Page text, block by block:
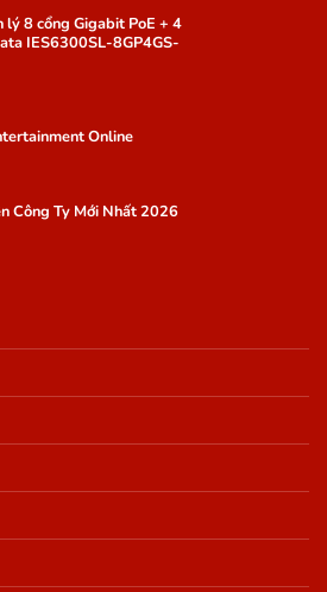
8 cổng Gigabit PoE + 4
IES6300SL-8GP4GS-
Online
Công Ty Mới Nhất 2026